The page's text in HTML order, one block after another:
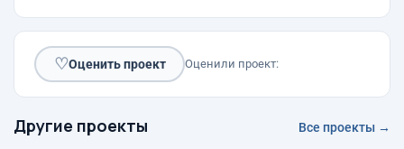
♡Оценить проект Оценили проект:
Другие проекты Все проекты →